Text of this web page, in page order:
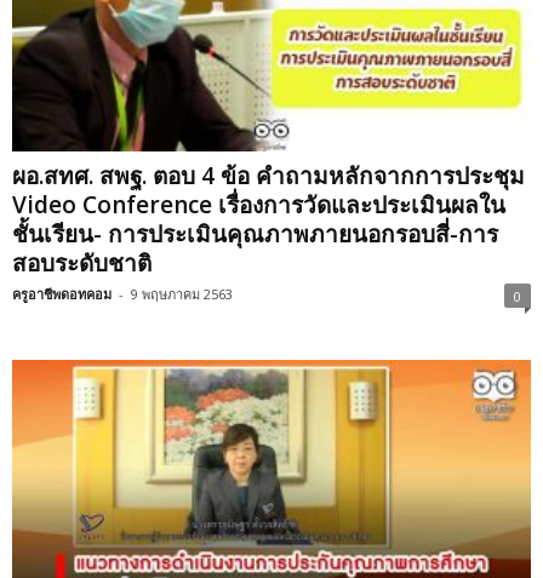
ผอ.สทศ. สพฐ. ตอบ 4 ข้อ คำถามหลักจากการประชุม
Video Conference เรื่องการวัดและประเมินผลใน
ชั้นเรียน- การประเมินคุณภาพภายนอกรอบสี่-การ
สอบระดับชาติ
ครูอาชีพดอทคอม - 9 พฤษภาคม 2563 0